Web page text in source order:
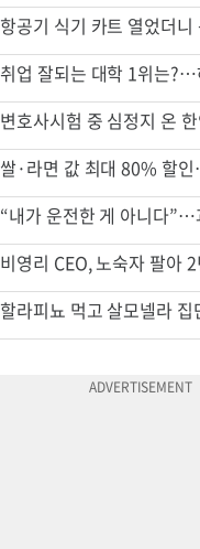
취업 잘되는 대학 1위는?…
비영리 CEO, 노숙자 팔아